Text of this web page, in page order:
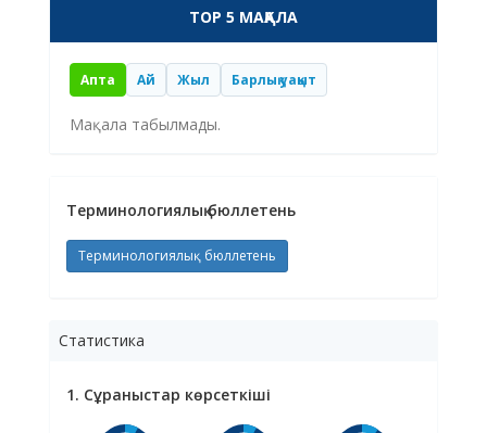
TOP 5 МАҚАЛА
Апта Ай Жыл Барлық уақыт
Мақала табылмады.
Терминологиялық бюллетень
Терминологиялық бюллетень
Статистика
1. Сұраныстар көрсеткіші